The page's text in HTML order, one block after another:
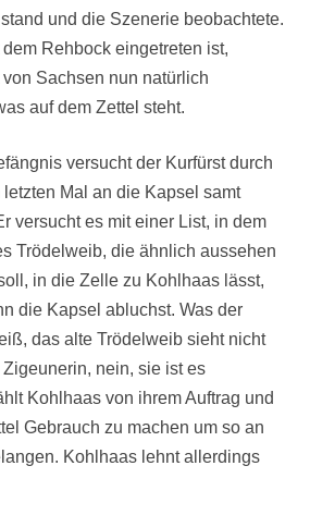
und die Szenerie beobachtete.
Rehbock eingetreten ist,
Sachsen nun natürlich
auf dem Zettel steht.
versucht der Kurfürst durch
Mal an die Kapsel samt
versucht es mit einer List, in dem
Trödelweib, die ähnlich aussehen
in die Zelle zu Kohlhaas lässt,
die Kapsel abluchst. Was der
das alte Trödelweib sieht nicht
nein, sie ist es
Kohlhaas von ihrem Auftrag und
Gebrauch zu machen um so an
Kohlhaas lehnt allerdings